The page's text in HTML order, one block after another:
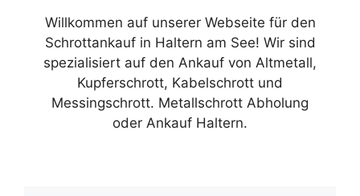
Willkommen auf unserer Webseite für den
Schrottankauf in Haltern am See! Wir sind
spezialisiert auf den Ankauf von Altmetall,
Kupferschrott, Kabelschrott und
Messingschrott. Metallschrott Abholung
oder Ankauf Haltern.